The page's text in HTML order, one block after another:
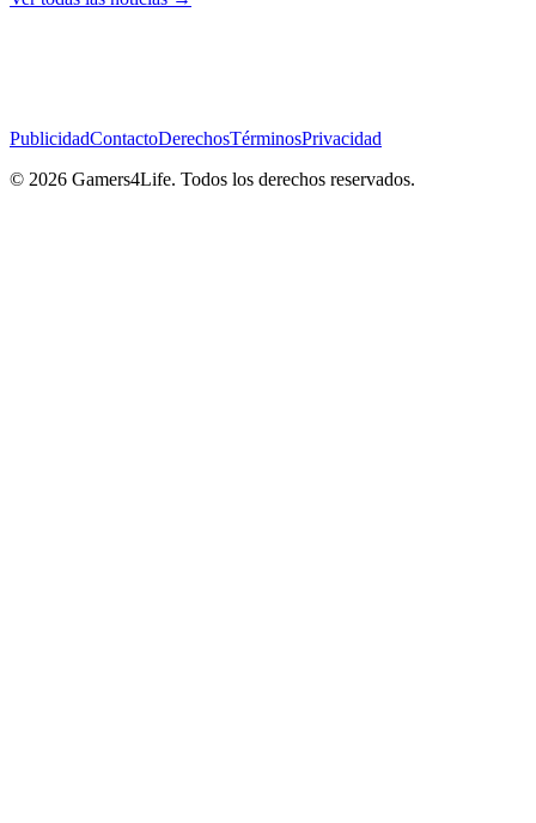
PublicidadContactoDerechosTérminosPrivacidad
© 2026 Gamers4Life. Todos los derechos reservados.